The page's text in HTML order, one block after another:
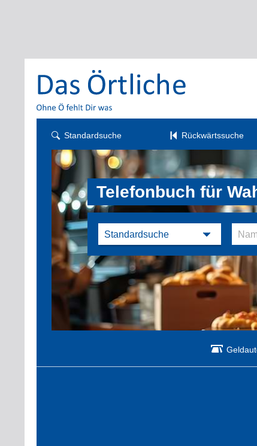
Standardsuche Rückwärtssuche
Telefonbuch für